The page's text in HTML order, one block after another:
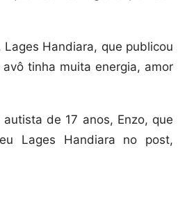
Handiara, que publicou
tinha muita energia, amor
de 17 anos, Enzo, que
Lages Handiara no post,